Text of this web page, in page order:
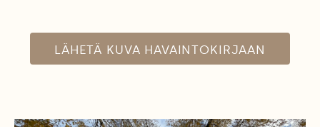
LÄHETÄ KUVA HAVAINTOKIRJAAN